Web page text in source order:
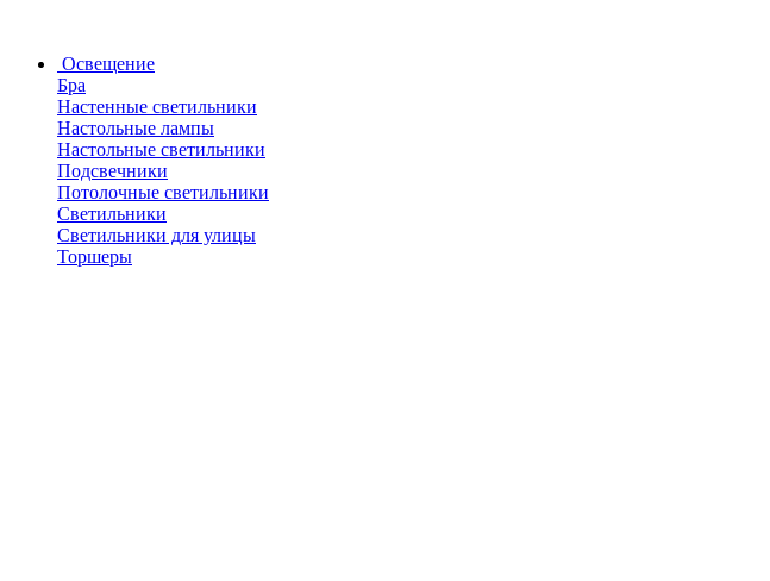
Освещение
Бра
Настенные светильники
Настольные лампы
Настольные светильники
Подсвечники
Потолочные светильники
Светильники
Светильники для улицы
Торшеры